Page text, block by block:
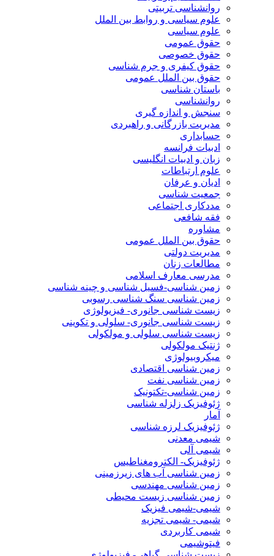
روانشناسی تربیتی
علوم سیاسی و روابط بین الملل
علوم سیاسی
حقوق عمومی
حقوق خصوصی
حقوق کیفری و جرم شناسی
حقوق بین الملل عمومی
باستان شناسی
روانشناسی
سنجش و اندازه گیری
مدیریت بازرگانی و راهبردی
حسابداری
ادبیات فرانسه
زبان و ادبیات انگلیسی
علوم ارتباطات
ادیان و عرفان
جمعیت شناسی
مددکاری اجتماعی
فقه شافعی
مشاوره
حقوق بین الملل عمومی
مدیریت دولتی
مطالعات زنان
مدرسی معارف اسلامی
زمین شناسی-فسیل شناسی و چینه شناسی
زمین شناسی سنگ شناسی رسوبی
زیست شناسی جانوری- فیزیولوژی
زیست شناسی جانوری- سلولی و تکوینی
زیست شناسی سلولی و مولکولی
ژنتیک مولکولی
میکروبیولوژی
زمین شناسی اقتصادی
زمین شناسی نفت
زمین شناسی-تکتونیک
ژئوفیزیک زلزله شناسی
آمار
ژئوفیزیک لرزه شناسی
شیمی معدنی
شیمی آلی
ژئوفیزیک- الکترومغناطیس
زمین شناسی آب های زیرزمینی
زمین شناسی مهندسی
زمین شناسی زیست محیطی
شیمی-شیمی فیزیک
شیمی- شیمی تجزیه
شیمی کاربردی
فیتوشیمی